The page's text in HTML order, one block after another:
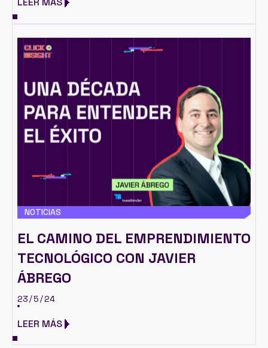
NOTICIAS
EL CAMINO DEL EMPRENDIMIENTO
TECNOLÓGICO CON JAVIER
ÁBREGO
23/5/24
LEER MÁS